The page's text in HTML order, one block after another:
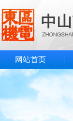
网站首页